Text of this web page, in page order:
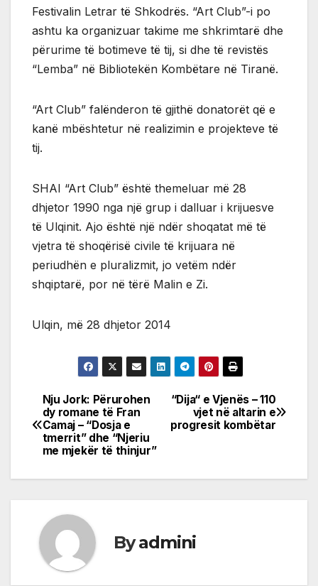
Festivalin Letrar të Shkodrës. “Art Club”-i po
ashtu ka organizuar takime me shkrimtarë dhe
përurime të botimeve të tij, si dhe të revistës
“Lemba” në Bibliotekën Kombëtare në Tiranë.
“Art Club” falënderon të gjithë donatorët që e
kanë mbështetur në realizimin e projekteve të
tij.
SHAI “Art Club” është themeluar më 28
dhjetor 1990 nga një grup i dalluar i krijuesve
të Ulqinit. Ajo është një ndër shoqatat më të
vjetra të shoqërisë civile të krijuara në
periudhën e pluralizmit, jo vetëm ndër
shqiptarë, por në tërë Malin e Zi.
Ulqin, më 28 dhjetor 2014
Post
navigation
“Dija“ e Vjenës – 110
vjet në altarin e
progresit kombëtar
Nju Jork: Përurohen
dy romane të Fran
Camaj – “Dosja e
tmerrit” dhe “Njeriu
me mjekër të thinjur”
Byadmini